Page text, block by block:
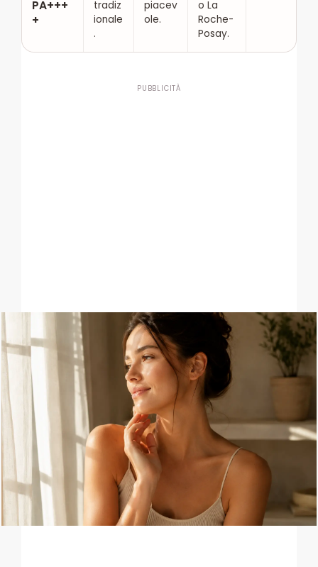
PA+++
+
tradiz
ionale
.
piacev
ole.
o La
Roche-
Posay.
PUBBLICITÀ